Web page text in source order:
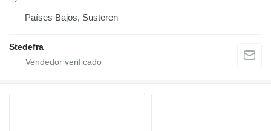
Países Bajos, Susteren
Stedefra